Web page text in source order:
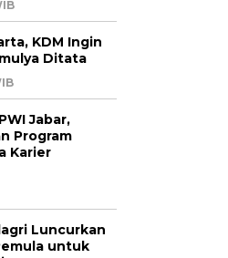
KDM Ingin
Ditata
Jabar,
Program
Karier
Luncurkan
untuk